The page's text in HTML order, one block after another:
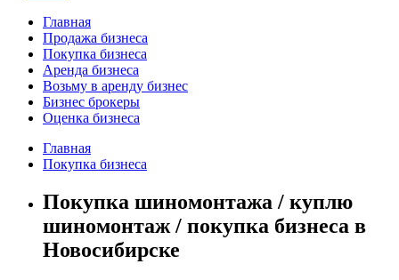
Главная
Продажа бизнеса
Покупка бизнеса
Аренда бизнеса
Возьму в аренду бизнес
Бизнес брокеры
Оценка бизнеса
Главная
Покупка бизнеса
Покупка шиномонтажа / куплю
шиномонтаж / покупка бизнеса в
Новосибирске